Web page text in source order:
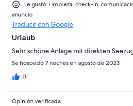
Le gustó: Limpieza, check-in,
anuncio
Traducir con Google
Urlaub
Sehr schöne Anlage mit direkten
Se hospedó 7 noches en agosto de 2023
0
Opinión verificada